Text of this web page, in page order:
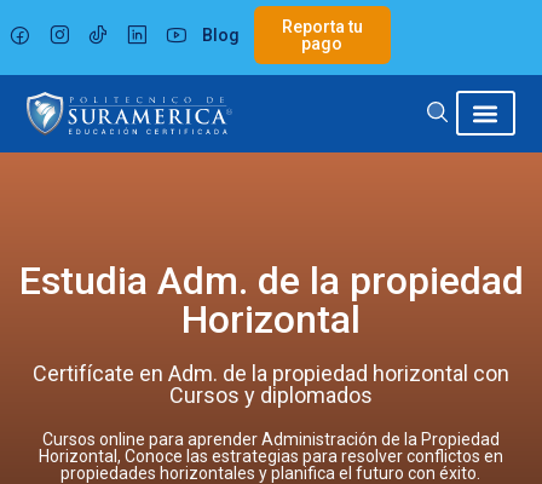
al
contenido
Blog
Reporta tu
pago
Estudia Adm. de la propiedad
Horizontal
Certifícate en Adm. de la propiedad horizontal con
Cursos y diplomados
Cursos online para aprender Administración de la Propiedad
Horizontal, Conoce las estrategias para resolver conflictos en
propiedades horizontales y planifica el futuro con éxito.